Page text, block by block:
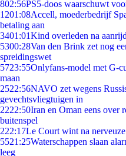
802:56PS5-doos waarschuwt
1201:08Accell, moederbedrijf
betaling aan
3401:01Kind overleden na
5300:28Van den Brink zet nog
spreidingswet
5723:55Onlyfans-model met G-
maan
2522:56NAVO zet wegens
gevechtsvliegtuigen in
2222:50Iran en Oman eens over
buitenspel
222:17Le Court wint na
5521:25Waterschappen slaan
leeg